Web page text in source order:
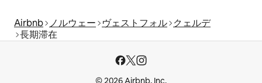
Airbnb ノルウェー ヴェストフォル クェルデ
長期滞在
© 2026 Airbnb, Inc.